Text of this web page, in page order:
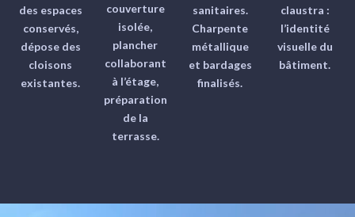
des espaces
conservés,
dépose des
cloisons
existantes.
couverture
isolée,
plancher
collaborant
à l’étage,
préparation
de la
terrasse.
sanitaires.
Charpente
métallique
et bardages
finalisés.
claustra :
l’identité
visuelle du
bâtiment.